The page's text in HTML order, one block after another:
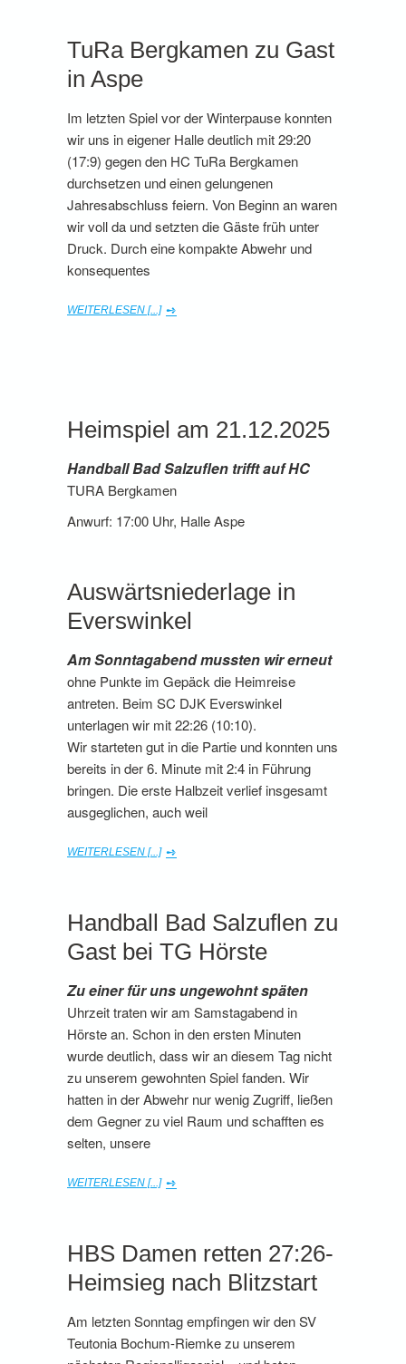
TuRa Bergkamen zu Gast
in Aspe
Im letzten Spiel vor der Winterpause konnten
wir uns in eigener Halle deutlich mit 29:20
(17:9) gegen den HC TuRa Bergkamen
durchsetzen und einen gelungenen
Jahresabschluss feiern. Von Beginn an waren
wir voll da und setzten die Gäste früh unter
Druck. Durch eine kompakte Abwehr und
konsequentes
WEITERLESEN [...]
Heimspiel am 21.12.2025
Handball Bad Salzuflen trifft auf HC
TURA Bergkamen
Anwurf: 17:00 Uhr, Halle Aspe
Auswärtsniederlage in
Everswinkel
Am Sonntagabend mussten wir erneut
ohne Punkte im Gepäck die Heimreise
antreten. Beim SC DJK Everswinkel
unterlagen wir mit 22:26 (10:10).
Wir starteten gut in die Partie und konnten uns
bereits in der 6. Minute mit 2:4 in Führung
bringen. Die erste Halbzeit verlief insgesamt
ausgeglichen, auch weil
WEITERLESEN [...]
Handball Bad Salzuflen zu
Gast bei TG Hörste
Zu einer für uns ungewohnt späten
Uhrzeit traten wir am Samstagabend in
Hörste an. Schon in den ersten Minuten
wurde deutlich, dass wir an diesem Tag nicht
zu unserem gewohnten Spiel fanden. Wir
hatten in der Abwehr nur wenig Zugriff, ließen
dem Gegner zu viel Raum und schafften es
selten, unsere
WEITERLESEN [...]
HBS Damen retten 27:26-
Heimsieg nach Blitzstart
Am letzten Sonntag empfingen wir den SV
Teutonia Bochum-Riemke zu unserem